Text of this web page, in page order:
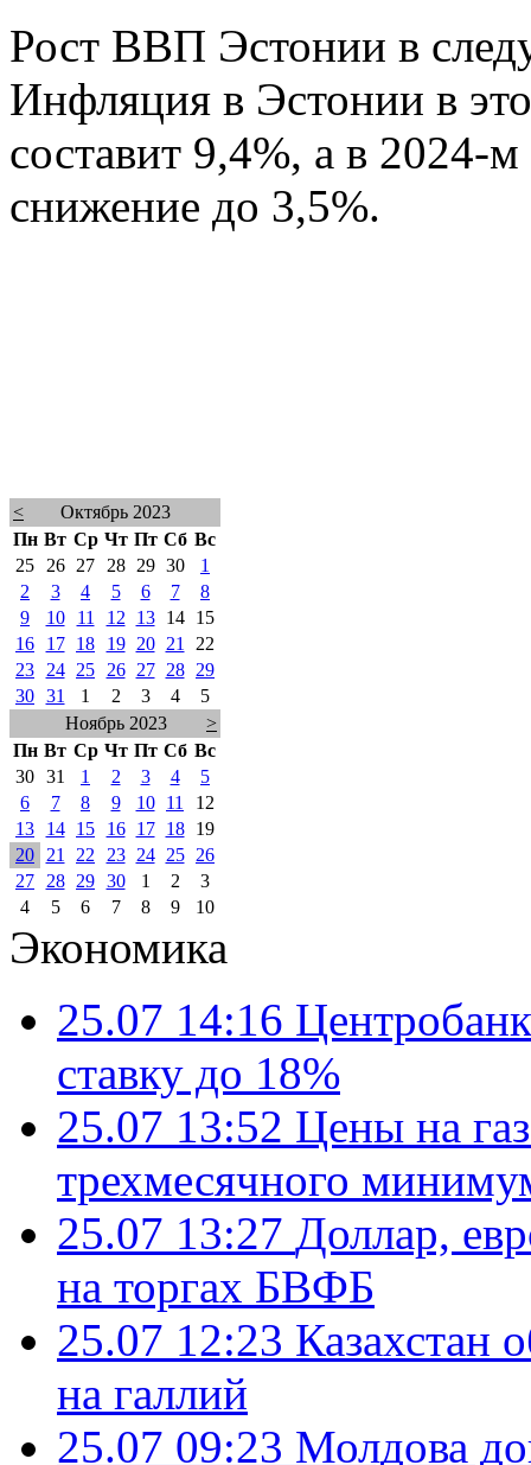
Рост ВВП Эстонии в
Инфляция в Эстонии в
составит 9,4%, а в 2024-
снижение до 3,5%.
<
Октябрь 2023
Пн Вт Ср Чт Пт Сб Вс
25
26 27 28 29 30
1
2
3 4 5 6 7
8
9
10 11 12 13 14
15
16
17 18 19 20 21
22
23
24 25 26 27 28
29
30 31 1 2 3 4
5
Ноябрь 2023
>
Пн Вт Ср Чт Пт Сб Вс
30 31 1 2 3 4
5
6
7 8 9 10 11
12
13
14 15 16 17 18
19
20
21 22 23 24 25
26
27
28 29 30 1 2
3
4
5 6 7 8 9 10
Экономика
25.07 14:16
ставку до 18%
25.07 13:52 Цены на
трехмесячного
25.07 13:27 Доллар,
на торгах БВФБ
25.07 12:23 Казахстан
на галлий
25.07 09:23 Молдова